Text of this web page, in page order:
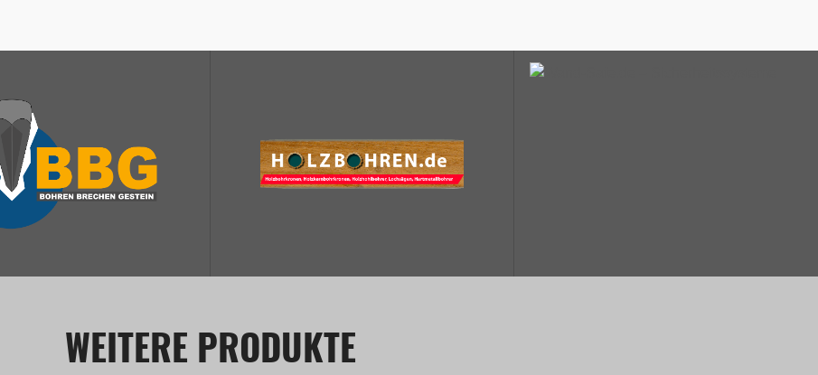
WEITERE PRODUKTE